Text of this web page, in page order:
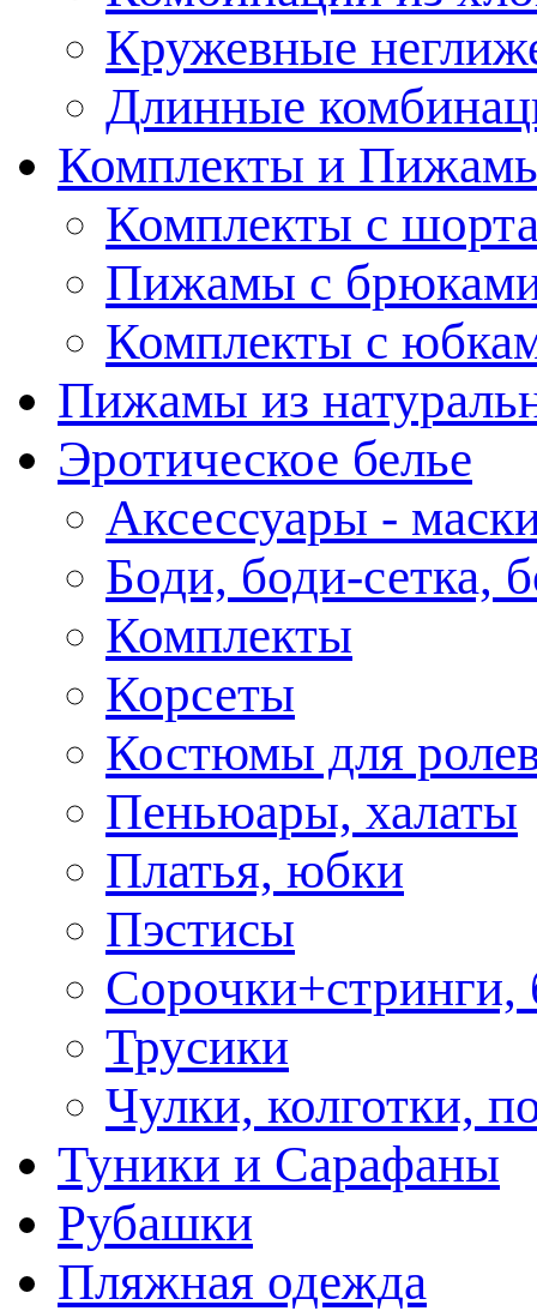
Кружевные
Длинные
Комплекты и
Комплекты с
Пижамы с
Комплекты с
Пижамы из
Эротическое белье
Аксессуары -
Боди, боди-сетка,
Комплекты
Корсеты
Костюмы для
Пеньюары, халаты
Платья, юбки
Пэстисы
Сорочки+стринги,
Трусики
Чулки, колготки,
Туники и Сарафаны
Рубашки
Пляжная одежда